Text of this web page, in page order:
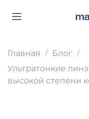
Главная
Блог
Ультратонкие
высокой степени